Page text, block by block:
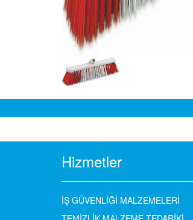
Hizmetler
İŞ GÜVENLİĞİ MALZEMELERİ